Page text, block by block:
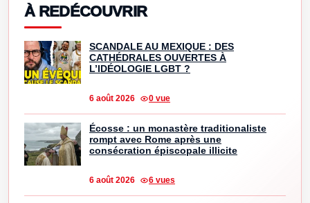
À REDÉCOUVRIR
SCANDALE AU MEXIQUE : DES
CATHÉDRALES OUVERTES À
L’IDÉOLOGIE LGBT ?
6 août 2026 0 vue
Écosse : un monastère traditionaliste
rompt avec Rome après une
consécration épiscopale illicite
6 août 2026 6 vues